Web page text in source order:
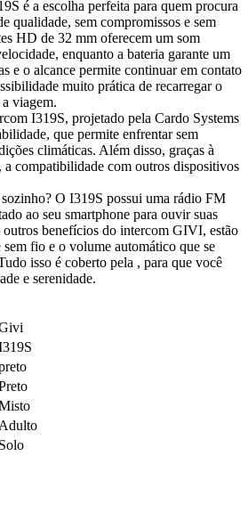
é a escolha perfeita para quem procura
qualidade, sem compromissos e sem
HD de 32 mm oferecem um som
enquanto a bateria garante um
e o alcance permite continuar em contato
muito prática de recarregar o
viagem.
I319S, projetado pela Cardo Systems
que permite enfrentar sem
climáticas. Além disso, graças à
compatibilidade com outros dispositivos
O I319S possui uma rádio FM
ao seu smartphone para ouvir suas
benefícios do intercom GIVI, estão
sem fio e o volume automático que se
isso é coberto pela , para que você
e serenidade.
Adulto
Solo